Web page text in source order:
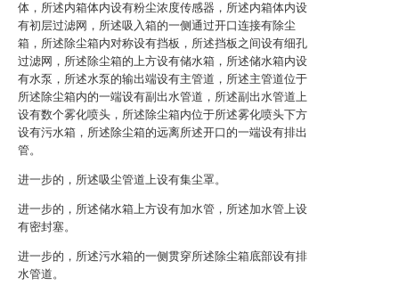
体，所述内箱体内设有粉尘浓度传感器，所述内箱体内设
有初层过滤网，所述吸入箱的一侧通过开口连接有除尘
箱，所述除尘箱内对称设有挡板，所述挡板之间设有细孔
过滤网，所述除尘箱的上方设有储水箱，所述储水箱内设
有水泵，所述水泵的输出端设有主管道，所述主管道位于
所述除尘箱内的一端设有副出水管道，所述副出水管道上
设有数个雾化喷头，所述除尘箱内位于所述雾化喷头下方
设有污水箱，所述除尘箱的远离所述开口的一端设有排出
管。
进一步的，所述吸尘管道上设有集尘罩。
进一步的，所述储水箱上方设有加水管，所述加水管上设
有密封塞。
进一步的，所述污水箱的一侧贯穿所述除尘箱底部设有排
水管道。